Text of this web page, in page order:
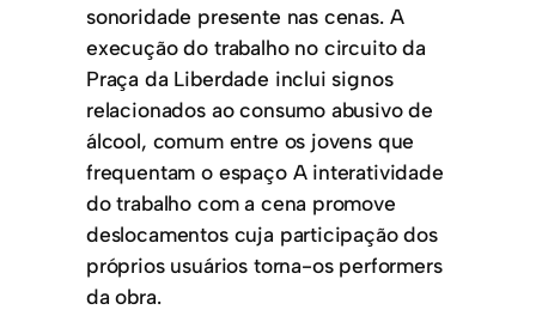
sonoridade presente nas cenas. A
execução do trabalho no circuito da
Praça da Liberdade inclui signos
relacionados ao consumo abusivo de
álcool, comum entre os jovens que
frequentam o espaço A interatividade
do trabalho com a cena promove
deslocamentos cuja participação dos
próprios usuários torna-os performers
da obra.